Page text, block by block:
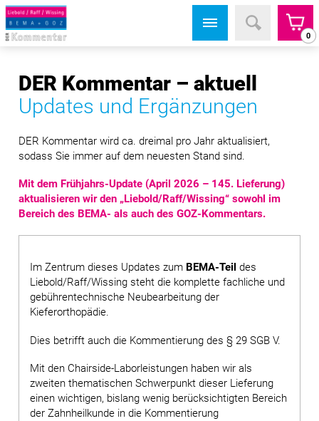
0
DER Kommentar – aktuell
Updates und Ergänzungen
DER Kommentar wird ca. dreimal pro Jahr aktualisiert,
sodass Sie immer auf dem neuesten Stand sind.
Mit dem Frühjahrs-Update (April 2026 – 145. Lieferung)
aktualisieren wir den „Liebold/Raff/Wissing“ sowohl im
Bereich des BEMA- als auch des GOZ-Kommentars.
Im Zentrum dieses Updates zum BEMA-Teil des
Liebold/Raff/Wissing steht die komplette fachliche und
gebühren­technische Neubearbeitung der
Kieferorthopädie.
Dies betrifft auch die Kommentierung des § 29 SGB V.
Mit den Chairside-Laborleistungen haben wir als
zweiten thematischen Schwerpunkt dieser Lieferung
einen wichtigen, bislang wenig berück­sichtigten Bereich
der Zahnheilkunde in die Kommentierung